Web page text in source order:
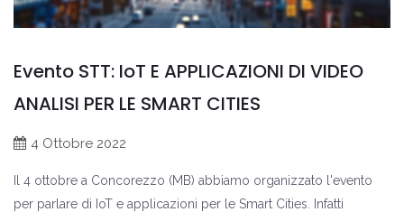
Evento STT: IoT E APPLICAZIONI DI VIDEO
ANALISI PER LE SMART CITIES
4 Ottobre 2022
Il 4 ottobre a Concorezzo (MB) abbiamo organizzato l'evento
per parlare di IoT e applicazioni per le Smart Cities. Infatti